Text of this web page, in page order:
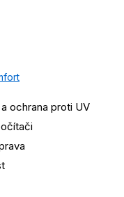
ochrana proti UV